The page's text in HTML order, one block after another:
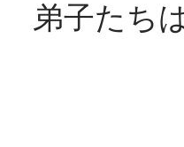
弟子たち